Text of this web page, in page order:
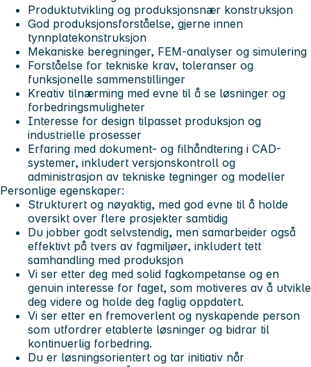
Produktutvikling og produksjonsnær konstruksjon
God produksjonsforståelse, gjerne innen
tynnplatekonstruksjon
Mekaniske beregninger, FEM-analyser og simulering
Forståelse for tekniske krav, toleranser og
funksjonelle sammenstillinger
Kreativ tilnærming med evne til å se løsninger og
forbedringsmuligheter
Interesse for design tilpasset produksjon og
industrielle prosesser
Erfaring med dokument- og filhåndtering i CAD-
systemer, inkludert versjonskontroll og
administrasjon av tekniske tegninger og modeller
Personlige egenskaper:
Strukturert og nøyaktig, med god evne til å holde
oversikt over flere prosjekter samtidig
Du jobber godt selvstendig, men samarbeider også
effektivt på tvers av fagmiljøer, inkludert tett
samhandling med produksjon
Vi ser etter deg med solid fagkompetanse og en
genuin interesse for faget, som motiveres av å utvikle
deg videre og holde deg faglig oppdatert.
Vi ser etter en fremoverlent og nyskapende person
som utfordrer etablerte løsninger og bidrar til
kontinuerlig forbedring.
Du er løsningsorientert og tar initiativ når